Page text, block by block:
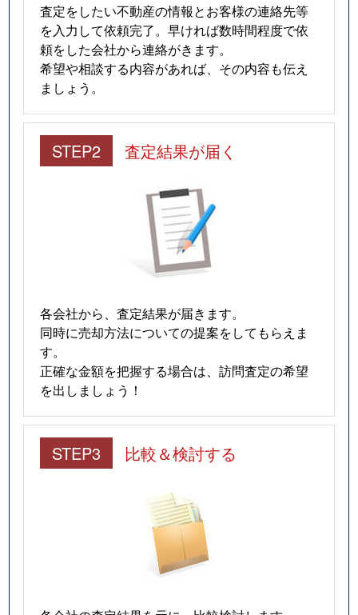
査定をしたい不動産の情報とお客様の連絡先等
を入力して依頼完了。早ければ数時間程度で依
頼をした会社から連絡がきます。
希望や相談する内容があれば、その内容も伝え
ましょう。
STEP2 査定結果が届く
各会社から、査定結果が届きます。
同時に売却方法についての提案をしてもらえま
す。
正確な金額を把握する場合は、訪問査定の希望
を出しましょう！
STEP3 比較＆検討する